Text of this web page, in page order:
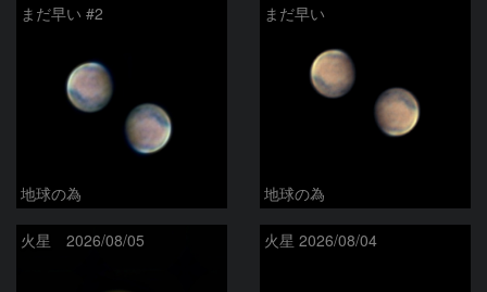
まだ早い #2
地球の為
まだ早い
地球の為
火星 2026/08/05 火星 2026/08/04